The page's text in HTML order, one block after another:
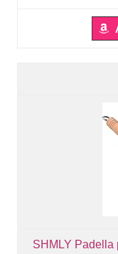
SHMLY Padella